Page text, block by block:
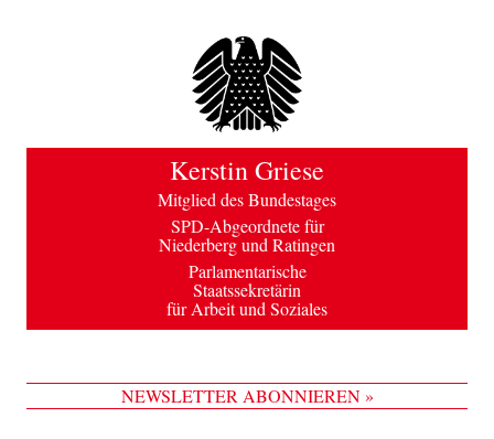
Kerstin Griese
Mitglied des Bundestages
SPD-Abgeordnete für
Niederberg und Ratingen
Parlamentarische
Staatssekretärin
für Arbeit und Soziales
NEWSLETTER ABONNIEREN »